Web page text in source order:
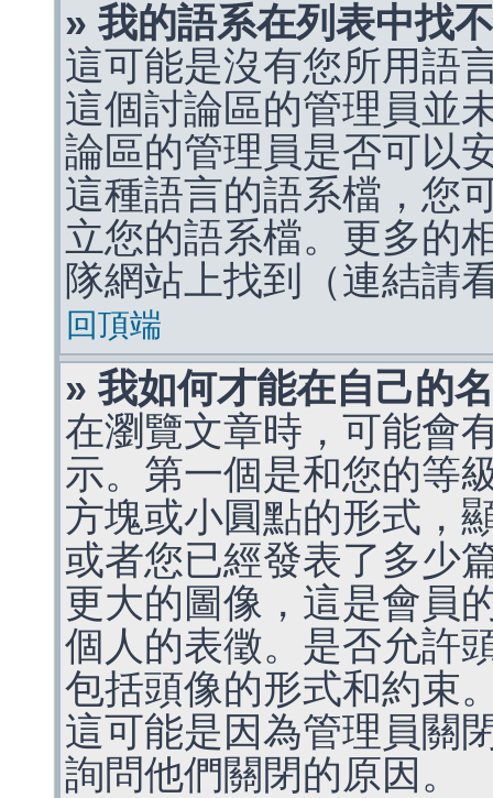
» 我的語系在列表中找
這可能是沒有您所用語
這個討論區的管理員並
論區的管理員是否可以
這種語言的語系檔，您
立您的語系檔。更多的
隊網站上找到（連結請
回頂端
» 我如何才能在自己的
在瀏覽文章時，可能會
示。第一個是和您的等
方塊或小圓點的形式，
或者您已經發表了多少
更大的圖像，這是會員
個人的表徵。是否允許
包括頭像的形式和約束
這可能是因為管理員關
詢問他們關閉的原因。